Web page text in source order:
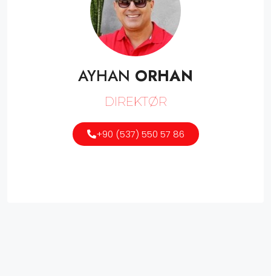
AYHAN ORHAN
DIREKTØR
+90 (537) 550 57 86